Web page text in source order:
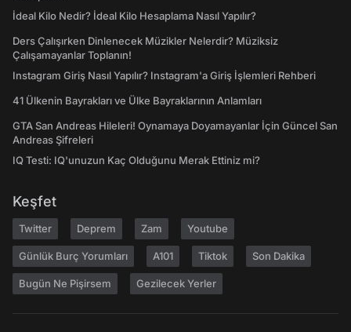
İdeal Kilo Nedir? İdeal Kilo Hesaplama Nasıl Yapılır?
Ders Çalışırken Dinlenecek Müzikler Nelerdir? Müziksiz
Çalışamayanlar Toplanın!
Instagram Giriş Nasıl Yapılır? Instagram'a Giriş İşlemleri Rehberi
41 Ülkenin Bayrakları ve Ülke Bayraklarının Anlamları
GTA San Andreas Hileleri! Oynamaya Doyamayanlar İçin Güncel San
Andreas Şifreleri
IQ Testi: IQ'unuzun Kaç Olduğunu Merak Ettiniz mi?
Keşfet
Twitter Deprem Zam Youtube
Günlük Burç Yorumları A101 Tiktok Son Dakika
Bugün Ne Pişirsem Gezilecek Yerler